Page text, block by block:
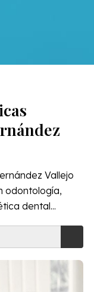
Vallejo
odontología,
dental...